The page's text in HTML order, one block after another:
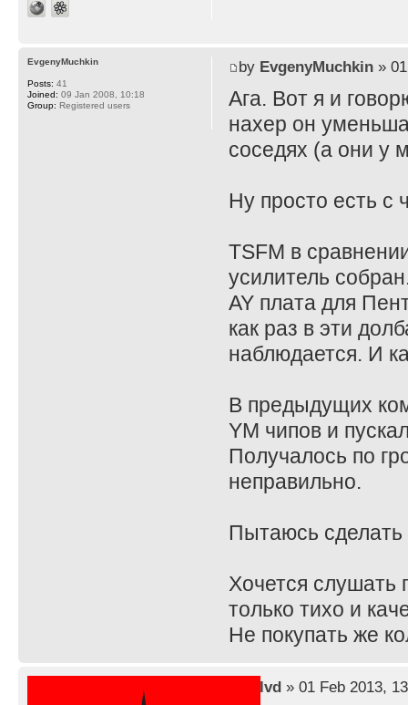
by EvgenyMuchkin» 01
Ага. Вот я и
нахер он
соседях (а они у
Ну просто есть с
TSFM в
усилитель
AY плата для
как раз в эти
наблюдается. И
В предыдущих
YM чипов и
Получалось по
неправильно.
Пытаюсь сделать
Хочется слушать
только тихо и
Не покупать же
EvgenyMuchkin
Posts: 41
Joined: 09 Jan 2008, 10:18
Group: Registered users
lvd» 01 Feb 2013,